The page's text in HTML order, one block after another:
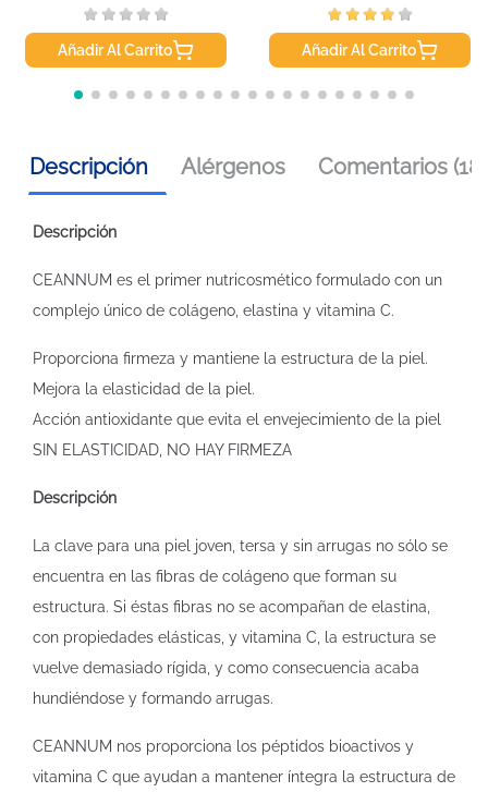
Añadir Al Carrito Añadir Al Carrito
Descripción Alérgenos Comentarios (18)
Descripción
CEANNUM es el primer nutricosmético formulado con un
complejo único de colágeno, elastina y vitamina C.
Proporciona firmeza y mantiene la estructura de la piel.
Mejora la elasticidad de la piel.
Acción antioxidante que evita el envejecimiento de la piel
SIN ELASTICIDAD, NO HAY FIRMEZA
Descripción
La clave para una piel joven, tersa y sin arrugas no sólo se
encuentra en las fibras de colágeno que forman su
estructura. Si éstas fibras no se acompañan de elastina,
con propiedades elásticas, y vitamina C, la estructura se
vuelve demasiado rígida, y como consecuencia acaba
hundiéndose y formando arrugas.
CEANNUM nos proporciona los péptidos bioactivos y
vitamina C que ayudan a mantener íntegra la estructura de